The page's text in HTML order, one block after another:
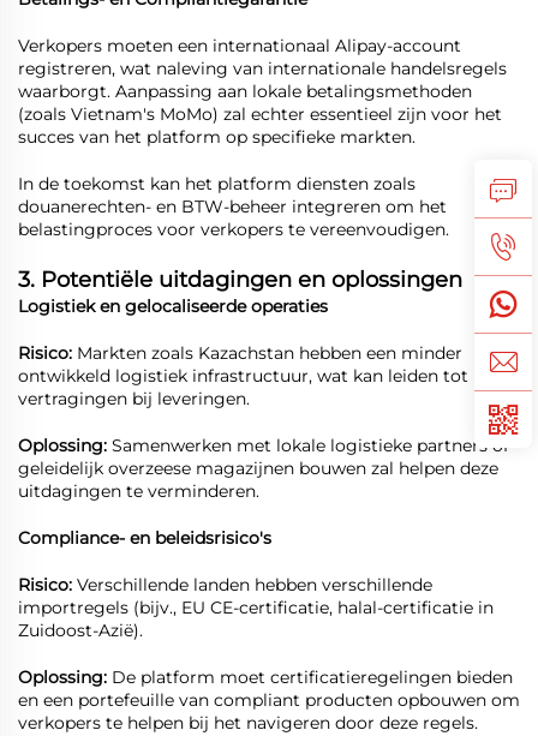
Verkopers moeten een internationaal Alipay-account
registreren, wat naleving van internationale handelsregels
waarborgt. Aanpassing aan lokale betalingsmethoden
(zoals Vietnam's MoMo) zal echter essentieel zijn voor het
succes van het platform op specifieke markten.
In de toekomst kan het platform diensten zoals
douanerechten- en BTW-beheer integreren om het
belastingproces voor verkopers te vereenvoudigen.
3. Potentiële uitdagingen en oplossingen
Logistiek en gelocaliseerde operaties
Risico: Markten zoals Kazachstan hebben een minder
ontwikkeld logistiek infrastructuur, wat kan leiden tot
vertragingen bij leveringen.
Oplossing: Samenwerken met lokale logistieke partners of
geleidelijk overzeese magazijnen bouwen zal helpen deze
uitdagingen te verminderen.
Compliance- en beleidsrisico's
Risico: Verschillende landen hebben verschillende
importregels (bijv., EU CE-certificatie, halal-certificatie in
Zuidoost-Azië).
Oplossing: De platform moet certificatieregelingen bieden
en een portefeuille van compliant producten opbouwen om
verkopers te helpen bij het navigeren door deze regels.